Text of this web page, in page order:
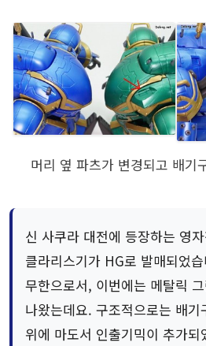
머리 옆 파츠가 변경되고 배기
신 사쿠라 대전에 등장하는 영
클라리스기가 HG로 발매되었
무한으로서, 이번에는 메탈릭
나왔는데요. 구조적으로는 배기
위에 마도서 인출기믹이 추가